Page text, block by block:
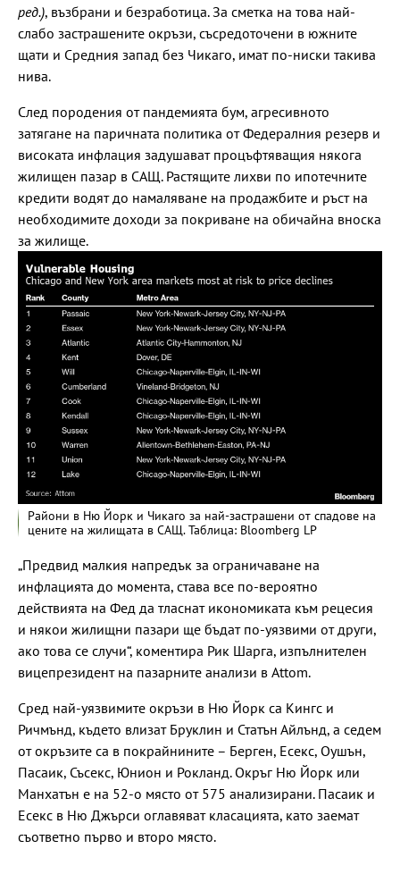
ред.), възбрани и безработица. За сметка на това най-
слабо застрашените окръзи, съсредоточени в южните
щати и Средния запад без Чикаго, имат по-ниски такива
нива.
След породения от пандемията бум, агресивното
затягане на паричната политика от Федералния резерв и
високата инфлация задушават процъфтяващия някога
жилищен пазар в САЩ. Растящите лихви по ипотечните
кредити водят до намаляване на продажбите и ръст на
необходимите доходи за покриване на обичайна вноска
за жилище.
Райони в Ню Йорк и Чикаго за най-застрашени от спадове на
цените на жилищата в САЩ. Таблица: Bloomberg LP
„Предвид малкия напредък за ограничаване на
инфлацията до момента, става все по-вероятно
действията на Фед да тласнат икономиката към рецесия
и някои жилищни пазари ще бъдат по-уязвими от други,
ако това се случи“, коментира Рик Шарга, изпълнителен
вицепрезидент на пазарните анализи в Attom.
Сред най-уязвимите окръзи в Ню Йорк са Кингс и
Ричмънд, където влизат Бруклин и Статън Айлънд, а седем
от окръзите са в покрайнините – Берген, Есекс, Оушън,
Пасаик, Съсекс, Юнион и Рокланд. Окръг Ню Йорк или
Манхатън е на 52-о място от 575 анализирани. Пасаик и
Есекс в Ню Джърси оглавяват класацията, като заемат
съответно първо и второ място.